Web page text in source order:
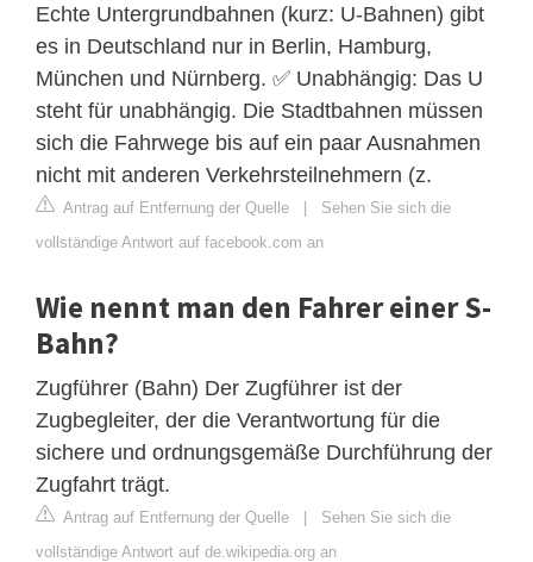
Echte Untergrundbahnen (kurz: U-Bahnen) gibt
es in Deutschland nur in Berlin, Hamburg,
München und Nürnberg. ✅ Unabhängig: Das U
steht für unabhängig. Die Stadtbahnen müssen
sich die Fahrwege bis auf ein paar Ausnahmen
nicht mit anderen Verkehrsteilnehmern (z.
Antrag auf Entfernung der Quelle | Sehen Sie sich die
vollständige Antwort auf facebook.com an
Wie nennt man den Fahrer einer S-
Bahn?
Zugführer (Bahn) Der Zugführer ist der
Zugbegleiter, der die Verantwortung für die
sichere und ordnungsgemäße Durchführung der
Zugfahrt trägt.
Antrag auf Entfernung der Quelle | Sehen Sie sich die
vollständige Antwort auf de.wikipedia.org an